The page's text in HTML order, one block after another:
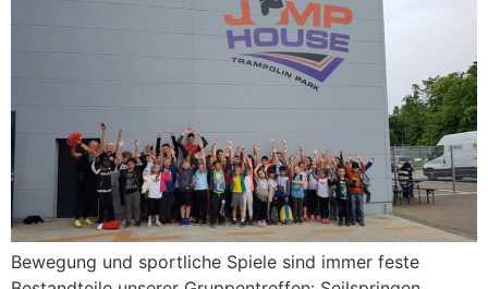
Bewegung und sportliche Spiele sind immer feste